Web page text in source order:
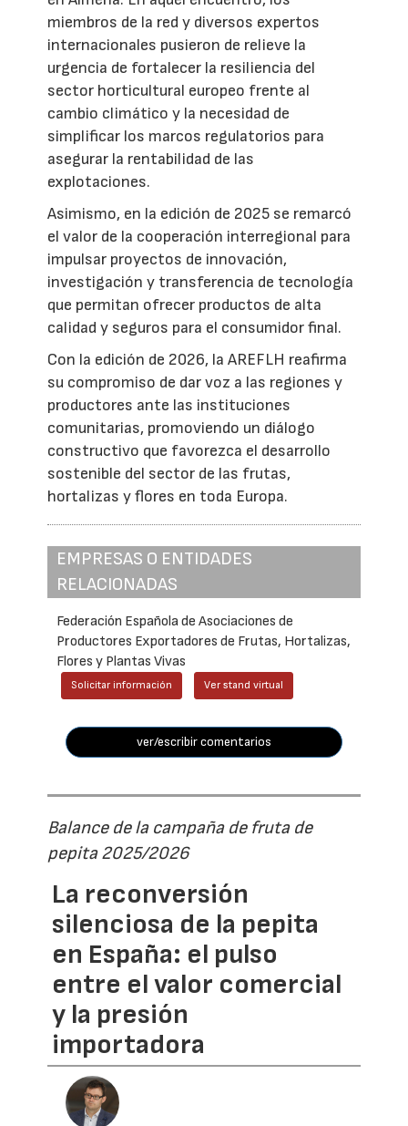
miembros de la red y diversos expertos
internacionales pusieron de relieve la
urgencia de fortalecer la resiliencia del
sector horticultural europeo frente al
cambio climático y la necesidad de
simplificar los marcos regulatorios para
asegurar la rentabilidad de las
explotaciones.
Asimismo, en la edición de 2025 se remarcó
el valor de la cooperación interregional para
impulsar proyectos de innovación,
investigación y transferencia de tecnología
que permitan ofrecer productos de alta
calidad y seguros para el consumidor final.
Con la edición de 2026, la AREFLH reafirma
su compromiso de dar voz a las regiones y
productores ante las instituciones
comunitarias, promoviendo un diálogo
constructivo que favorezca el desarrollo
sostenible del sector de las frutas,
hortalizas y flores en toda Europa.
EMPRESAS O ENTIDADES
RELACIONADAS
Federación Española de Asociaciones de
Productores Exportadores de Frutas, Hortalizas,
Flores y Plantas Vivas
Solicitar información Ver stand virtual
ver/escribir comentarios
Balance de la campaña de fruta de
pepita 2025/2026
La reconversión
silenciosa de la pepita
en España: el pulso
entre el valor comercial
y la presión
importadora